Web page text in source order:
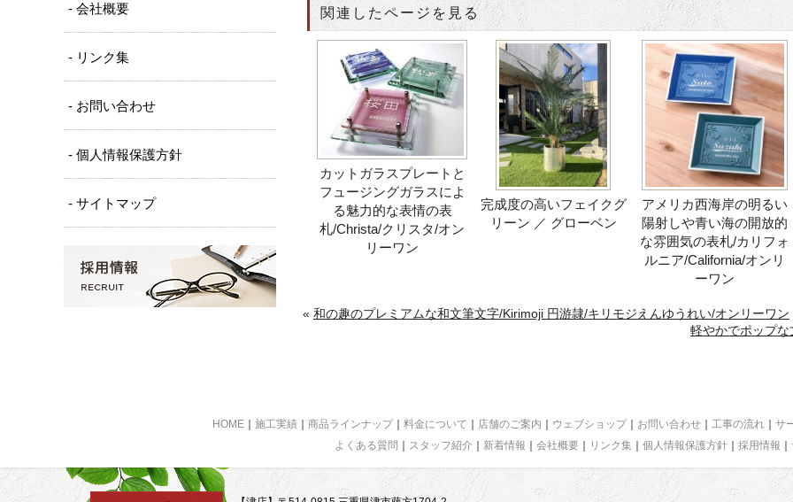
関連したページを見る
カットガラスプレートと
フュージングガラスによ
る魅力的な表情の表
札/Christa/クリスタ/オン
リーワン
完成度の高いフェイクグ
リーン ／ グローベン
アメリカ西海岸の明るい
陽射しや青い海の開放的
な雰囲気の表札/カリフォ
ルニア/California/オンリ
ーワン
« 和の趣のプレミアムな和文筆文字/Kirimoji 円游隷/キリモジえんゆうれい/オンリーワン
軽やかでポップ
- 会社概要
- リンク集
- お問い合わせ
- 個人情報保護方針
- サイトマップ
HOME 施工実績 商品ラインナップ 料金について 店舗のご案内 ウェブショップ お問い合わせ 工事の流れ サ
よくある質問
スタッフ紹介 新着情報 会社概要 リンク集 個人情報保護方針 採用情報